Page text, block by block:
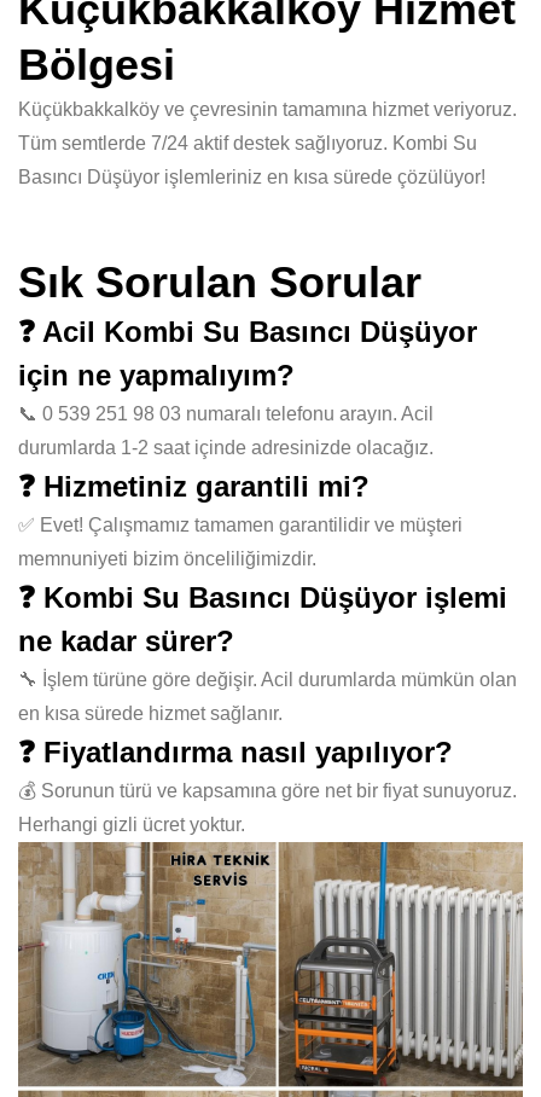
Bölgesi
Küçükbakkalköy ve çevresinin tamamına hizmet veriyoruz.
Tüm semtlerde 7/24 aktif destek sağlıyoruz. Kombi Su
Basıncı Düşüyor işlemleriniz en kısa sürede çözülüyor!
Sık Sorulan Sorular
❓ Acil Kombi Su Basıncı Düşüyor
için ne yapmalıyım?
📞 0 539 251 98 03 numaralı telefonu arayın. Acil
durumlarda 1-2 saat içinde adresinizde olacağız.
❓ Hizmetiniz garantili mi?
✅ Evet! Çalışmamız tamamen garantilidir ve müşteri
memnuniyeti bizim önceliliğimizdir.
❓ Kombi Su Basıncı Düşüyor işlemi
ne kadar sürer?
🔧 İşlem türüne göre değişir. Acil durumlarda mümkün olan
en kısa sürede hizmet sağlanır.
❓ Fiyatlandırma nasıl yapılıyor?
💰 Sorunun türü ve kapsamına göre net bir fiyat sunuyoruz.
Herhangi gizli ücret yoktur.